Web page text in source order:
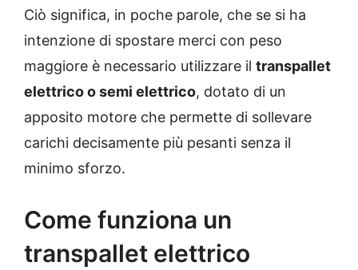
Ciò significa, in poche parole, che se si ha
intenzione di spostare merci con peso
maggiore è necessario utilizzare il transpallet
elettrico o semi elettrico, dotato di un
apposito motore che permette di sollevare
carichi decisamente più pesanti senza il
minimo sforzo.
Come funziona un
transpallet elettrico